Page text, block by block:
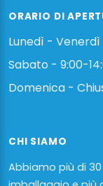
ORARIO DI
Lunedì - Venerdì
Sabato - 9:00-
Domenica -
CHI SIAMO
Abbiamo più di